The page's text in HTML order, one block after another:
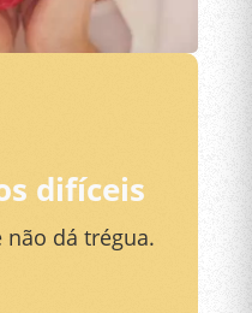
difíceis
dá trégua.